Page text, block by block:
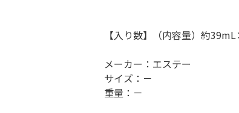
【入り数】（内容量）約
メーカー：エステー
サイズ：－
重量：－